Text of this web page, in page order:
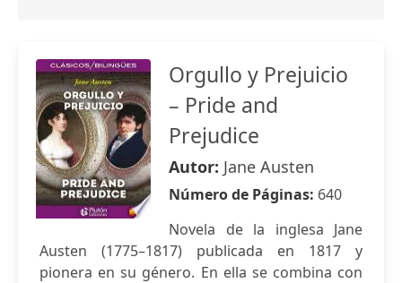
Orgullo y Prejuicio
– Pride and
Prejudice
Autor: Jane Austen
Número de Páginas: 640
Novela de la inglesa Jane
Austen (1775–1817) publicada en 1817 y
pionera en su género. En ella se combina con